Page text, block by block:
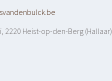
2220 Heist-op-den-Berg (Hallaar)